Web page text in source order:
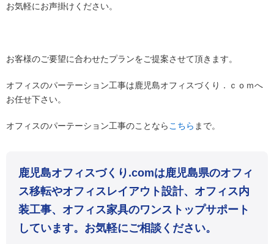
お気軽にお声掛けください。
お客様のご要望に合わせたプランをご提案させて頂きます。
オフィスのパーテーション工事は鹿児島オフィスづくり．ｃｏｍへ
お任せ下さい。
オフィスのパーテーション工事のことなら こちら まで。
鹿児島オフィスづくり.comは鹿児島県のオフィ
ス移転やオフィスレイアウト設計、オフィス内
装工事、オフィス家具のワンストップサポート
しています。お気軽にご相談ください。